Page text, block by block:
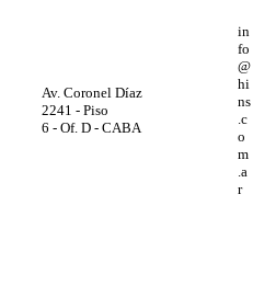
Av. Coronel Díaz
2241 - Piso
6 - Of. D - CABA
in
fo
@
hi
ns
.c
o
m
.a
r